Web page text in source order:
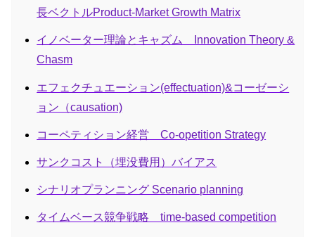
長ベクトルProduct-Market Growth Matrix
イノベーター理論とキャズム Innovation Theory &
Chasm
エフェクチュエーション(effectuation)&コーゼーシ
ョン（causation)
コーペティション経営 Co-opetition Strategy
サンクコスト（埋没費用）バイアス
シナリオプランニング Scenario planning
タイムベース競争戦略 time-based competition